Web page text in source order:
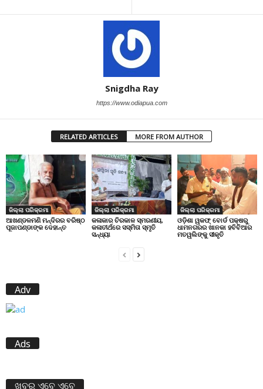
Snigdha Ray
https://www.odiapua.com
RELATED ARTICLES MORE FROM AUTHOR
ଜିଲ୍ଲା ପରିକ୍ରମା
ଆଖଣ୍ଡଳମଣି ମନ୍ଦିରର ବରିଷ୍ଠ
ପୂଜାପଣ୍ଡାଙ୍କ ଦେହାନ୍ତ
ଜିଲ୍ଲା ପରିକ୍ରମା
କଳାକାର ଚିରକାଳ ସ୍ମରଣୀୟ,
କଳାତୀର୍ଥରେ ସସ୍ମିତା ସ୍ମୃତି
ସନ୍ଧ୍ୟା
ଜିଲ୍ଲା ପରିକ୍ରମା
ଓଡ଼ିଶା ୱକଫ୍ ବୋର୍ଡ ପକ୍ଷରୁ
ଧାମନଗରର ଖାନକା ହବିବିଆର
ମତୱଲିଙ୍କୁ ସୀକୃତି
Adv
Ads
ଖବର ଏବେ ଏବେ